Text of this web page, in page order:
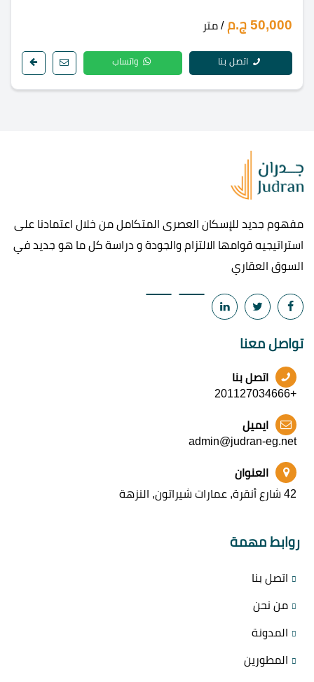
50,000 ج.م / متر
اتصل بنا واتساب
مفهوم جديد للإسكان العصرى المتكامل من خلال اعتمادنا على
استراتيجيه قوامها الالتزام والجودة و دراسة كل ما هو جديد في
السوق العقاري
تواصل معنا
اتصل بنا
+201127034666
ايميل
admin@judran-eg.net
العنوان
42 شارع أنقرة, عمارات شيراتون, النزهة
روابط مهمة
اتصل بنا
من نحن
المدونة
المطورين